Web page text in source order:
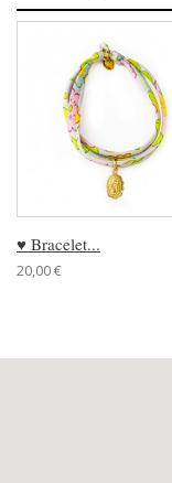
♥ Bracelet...
20,00 €